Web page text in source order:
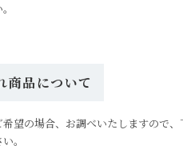
商品について
望の場合、お調べいたしますので、
。